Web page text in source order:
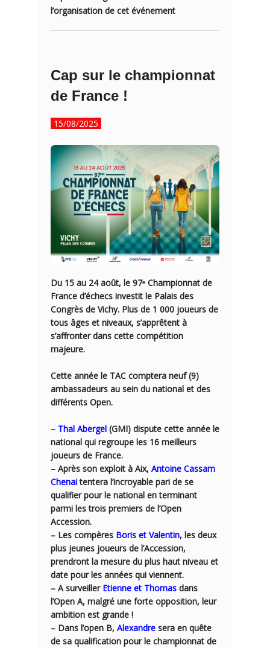
l’organisation de cet événement
Cap sur le championnat
de France !
15/08/2025
Du 15 au 24 août, le 97ᵉ Championnat de
France d’échecs investit le Palais des
Congrès de Vichy. Plus de 1 000 joueurs de
tous âges et niveaux, s’apprêtent à
s’affronter dans cette compétition
majeure.
Cette année le TAC comptera neuf (9)
ambassadeurs au sein du national et des
différents Open.
– Thal Abergel (GMI) dispute cette année le
national qui regroupe les 16 meilleurs
joueurs de France.
– Après son exploit à Aix, Antoine Cassam
Chenaitentera l’incroyable pari de se
qualifier pour le national en terminant
parmi les trois premiers de l’Open
Accession.
– Les compères Boris et Valentin, les deux
plus jeunes joueurs de l’Accession,
prendront la mesure du plus haut niveau et
date pour les années qui viennent.
– A surveiller Etienne et Thomas dans
l’Open A, malgré une forte opposition, leur
ambition est grande !
– Dans l’open B, Alexandre sera en quête
de sa qualification pour le championnat de